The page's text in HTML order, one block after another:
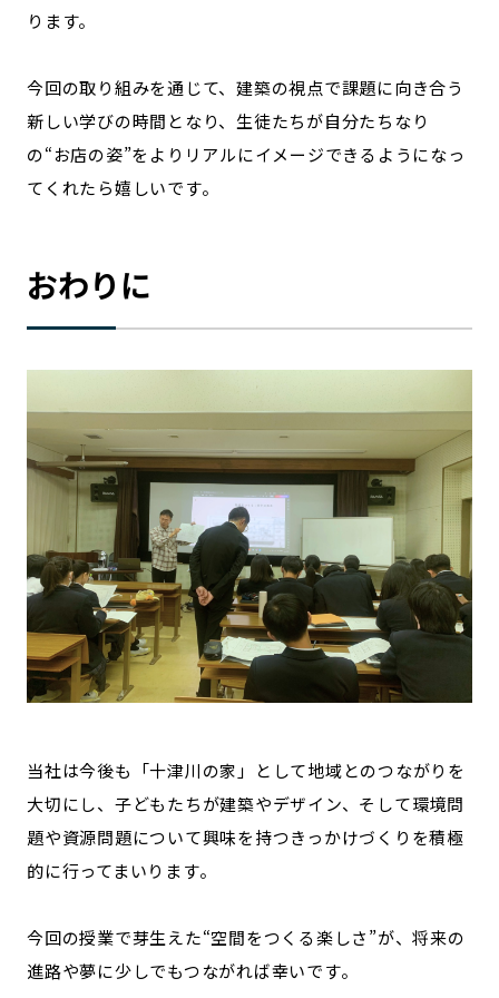
ります。
今回の取り組みを通じて、建築の視点で課題に向き合う
新しい学びの時間となり、生徒たちが自分たちなり
の“お店の姿”をよりリアルにイメージできるようになっ
てくれたら嬉しいです。
おわりに
当社は今後も「十津川の家」として地域とのつながりを
大切にし、子どもたちが建築やデザイン、そして環境問
題や資源問題について興味を持つきっかけづくりを積極
的に行ってまいります。
今回の授業で芽生えた“空間をつくる楽しさ”が、将来の
進路や夢に少しでもつながれば幸いです。